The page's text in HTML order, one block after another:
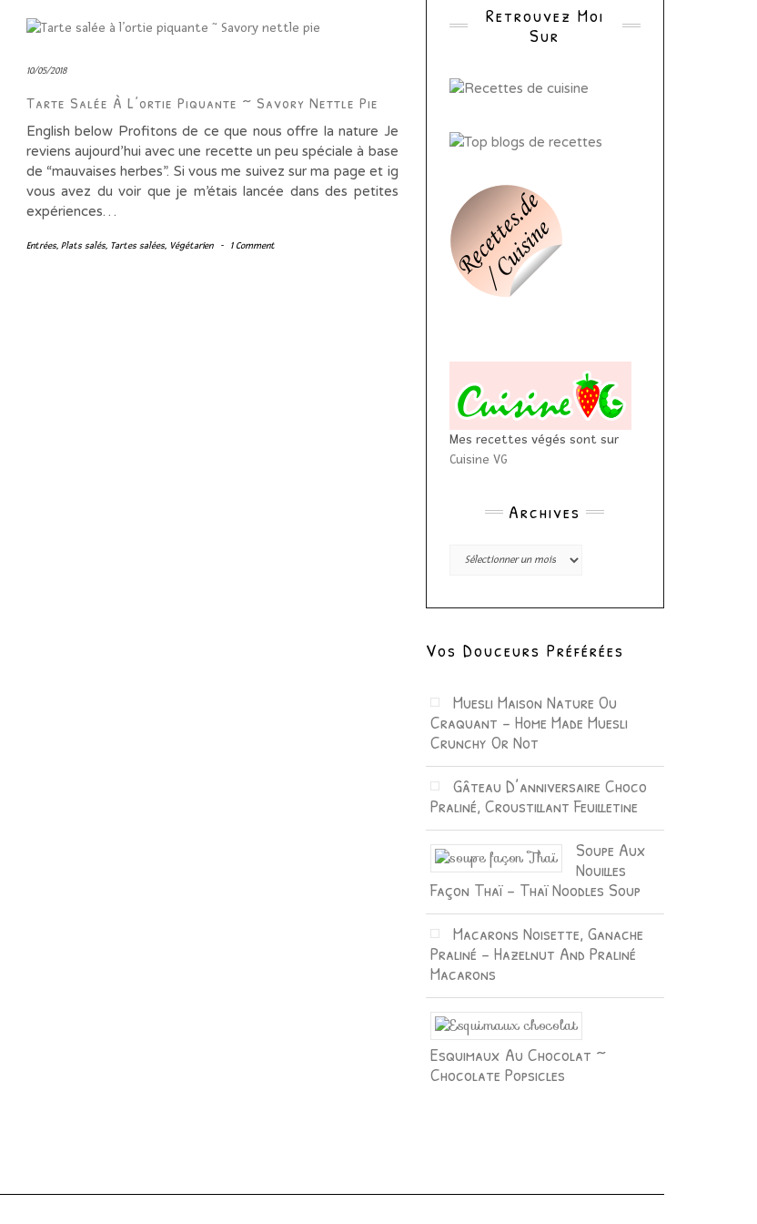
10/05/2018
Tarte Salée À L’ortie Piquante ~ Savory Nettle Pie
English below Profitons de ce que nous offre la nature Je
reviens aujourd’hui avec une recette un peu spéciale à base
de “mauvaises herbes”. Si vous me suivez sur ma page et ig
vous avez du voir que je m’étais lancée dans des petites
expériences…
Entrées, Plats salés, Tartes salées, Végétarien - 1 Comment
Retrouvez Moi
Sur
Mes recettes végés sont sur
Cuisine VG
Archives
Archives
Vos Douceurs Préférées
Muesli Maison Nature Ou
Craquant – Home Made Muesli
Crunchy Or Not
Gâteau D’anniversaire Choco
Praliné, Croustillant Feuilletine
Soupe Aux
Nouilles
Façon Thaï – Thaï Noodles Soup
Macarons Noisette, Ganache
Praliné – Hazelnut And Praliné
Macarons
Esquimaux Au Chocolat ~
Chocolate Popsicles